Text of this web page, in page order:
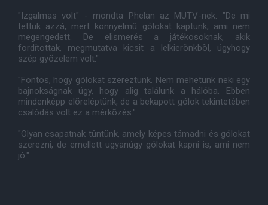
"Izgalmas volt" - mondta Phelan az MUTV-nek. "De mi
tettük azzá, mert könnyelmû gólokat kaptunk, ami nem
megengedett. De elismerés a játékosoknak, akik
fordítottak, megmutatva kicsit a lelkierõnkbõl, úgyhogy
szép gyõzelem volt."
"Fontos, hogy gólokat szereztünk. Nem mehetünk neki egy
bajnokságnak úgy, hogy alig találunk a hálóba. Ebben
mindenképp elõreléptünk, de a bekapott gólok tekintetében
csalódás volt ez a mérkõzés."
"Olyan csapatnak tûntünk, amely képes támadni és gólokat
szerezni, de emellett ugyanúgy gólokat kapni is, ami nem
jó."